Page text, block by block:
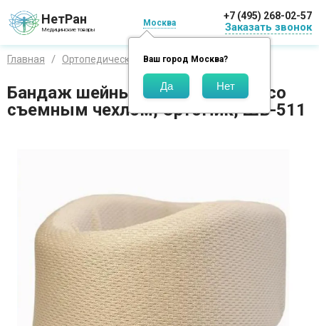
НетРан
Медицинские товары
Москва
Ваш город Москва?
+7 (495) 268-02-57
Заказать звонок
Главная Ортопедические изделия Орто
Бандаж шейный для взрослых со
съемным чехлом, ОртоНик, ШВ-511